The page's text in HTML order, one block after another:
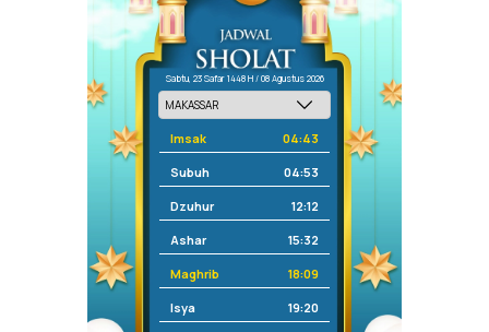
Sabtu, 23 Safar 1448 H / 08 Agustus 2026
Imsak 04:43
Subuh 04:53
Dzuhur 12:12
Ashar 15:32
Maghrib 18:09
Isya 19:20